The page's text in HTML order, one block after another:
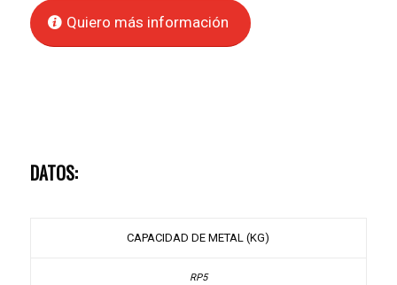
Quiero más información
DATOS:
CAPACIDAD DE METAL (KG)